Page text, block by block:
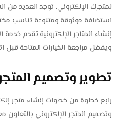
لمتجرك الإلكتروني. توجد العديد من
استضافة موثوقة ومتنوعة تناسب
إنشاء المتاجر الإلكترونية تقدم
ويفضل مراجعة الخيارات المتاحة قبل
تطوير وتصميم
رابع خطوة من خطوات إنشاء متجر
وتصميم المتجر الإلكتروني